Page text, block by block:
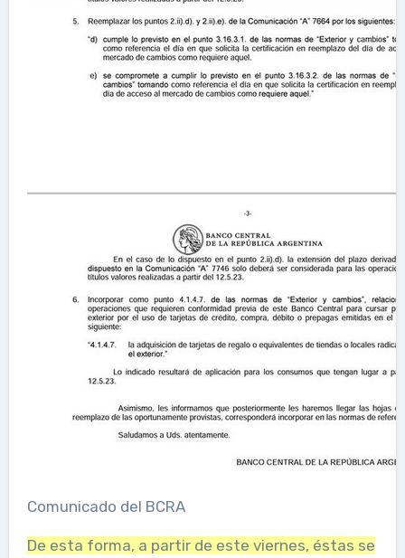
Comunicado del BCRA
De esta forma, a partir de este viernes, éstas se